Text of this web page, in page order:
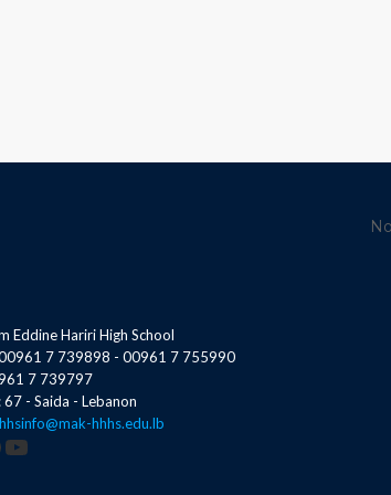
Eddine Hariri High School
7 739898 - 00961 7 755990
7 739797
67 - Saida - Lebanon
hhhs.edu.lb
YouTube